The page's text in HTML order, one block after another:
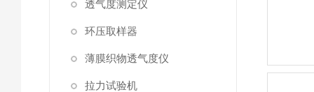
透气度测定仪
环压取样器
薄膜织物透气度仪
拉力试验机